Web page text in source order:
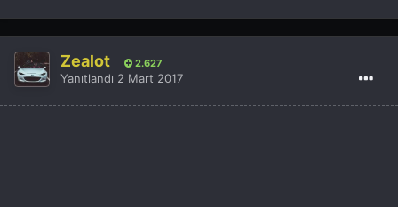
Zealot 2.627
Yanıtlandı 2 Mart 2017